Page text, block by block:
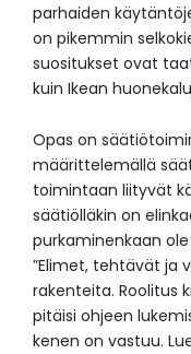
parhaiden
on pikemmin
suositukset ovat
kuin Ikean
Opas on
määrittelemällä
toimintaan liityvät
säätiölläkin on
purkaminenkaan
”Elimet, tehtävät ja
rakenteita. Roolitus
pitäisi ohjeen
kenen on vastuu.